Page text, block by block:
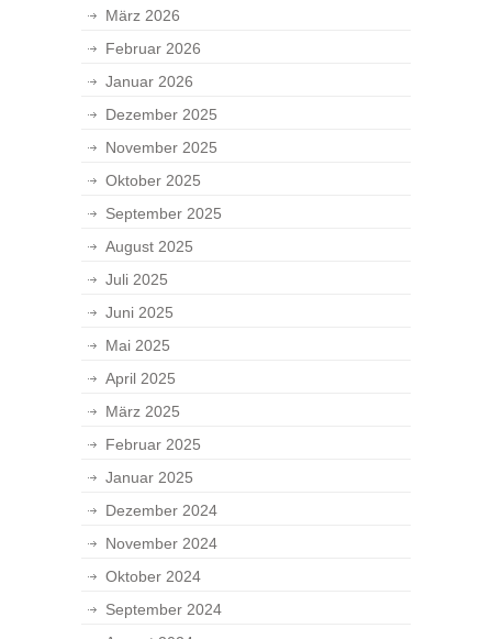
März 2026
Februar 2026
Januar 2026
Dezember 2025
November 2025
Oktober 2025
September 2025
August 2025
Juli 2025
Juni 2025
Mai 2025
April 2025
März 2025
Februar 2025
Januar 2025
Dezember 2024
November 2024
Oktober 2024
September 2024